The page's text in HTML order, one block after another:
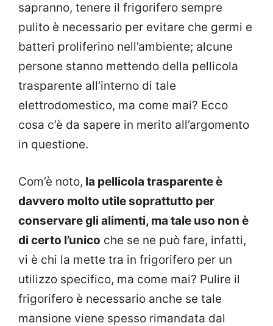
sapranno, tenere il frigorifero sempre
pulito è necessario per evitare che germi e
batteri proliferino nell’ambiente; alcune
persone stanno mettendo della pellicola
trasparente all’interno di tale
elettrodomestico, ma come mai? Ecco
cosa c’è da sapere in merito all’argomento
in questione.
Com’è noto, la pellicola trasparente è
davvero molto utile soprattutto per
conservare gli alimenti, ma tale uso non è
di certo l’unico che se ne può fare, infatti,
vi è chi la mette tra in frigorifero per un
utilizzo specifico, ma come mai? Pulire il
frigorifero è necessario anche se tale
mansione viene spesso rimandata dal